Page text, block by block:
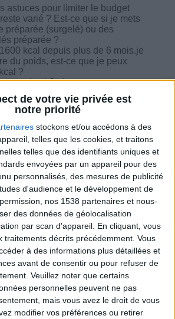
de votre vie privée est
notre priorité
stockons et/ou accédons à des
telles que les cookies, et traitons
telles que des identifiants uniques et
envoyées par un appareil pour des
personnalisés, des mesures de publicité
d'audience et le développement de
nos 1538 partenaires et nous-
des données de géolocalisation
par scan d'appareil. En cliquant, vous
traitements décrits précédemment. Vous
à des informations plus détaillées et
avant de consentir ou pour refuser de
Veuillez noter que certains
personnelles peuvent ne pas
mais vous avez le droit de vous
modifier vos préférences ou retirer
astuces pour limiter le budget
varié ? Est-ce que si je mets
préparée (surgelé) ou des
préparée ?
kcal depuis plus de 6 mois.je
du poids, est-ce que je peux
?
t-on la châtaigne comme un
on la mettre dans une soupe ?
savoir si je peux continuer à
dans le produit laitier une càc de
?
on mange une salade de pomme
œuf, que doit-on retire dans la
au blé remplace combien de
? Combien de gramme de St
remplacer les 10gr de beurre ?
souhaitez-vous perdre ?
De 5 à 10
kilos
Plus de
10 kilos